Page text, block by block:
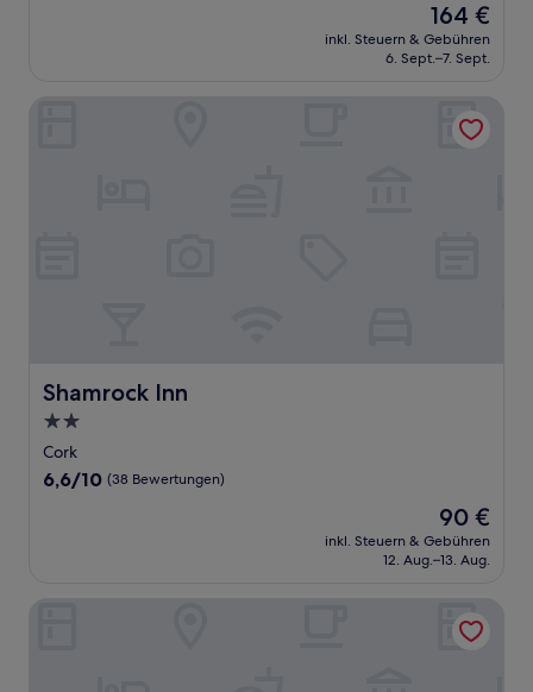
Der
Preis
beträgt
164 €
inkl. Steuern & Gebühren
6. Sept.–7. Sept.
Shamrock Inn
Shamrock Inn
2.0-
Sterne-
Unterkunft
Cork
6.6
6,6/10 (38 Bewertungen)
Der
Preis
beträgt
90 €
inkl. Steuern & Gebühren
12. Aug.–13. Aug.